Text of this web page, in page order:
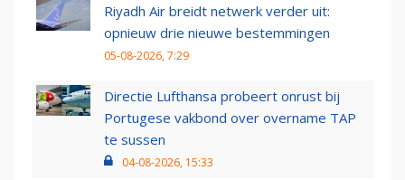
Riyadh Air breidt netwerk verder uit:
opnieuw drie nieuwe bestemmingen
05-08-2026, 7:29
Directie Lufthansa probeert onrust bij
Portugese vakbond over overname TAP
te sussen
04-08-2026, 15:33